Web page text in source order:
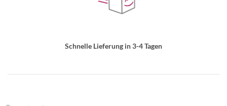
Schnelle Lieferung in 3-4 Tagen